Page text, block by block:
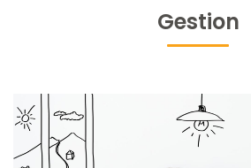
Gestion
VENTES
Gestion